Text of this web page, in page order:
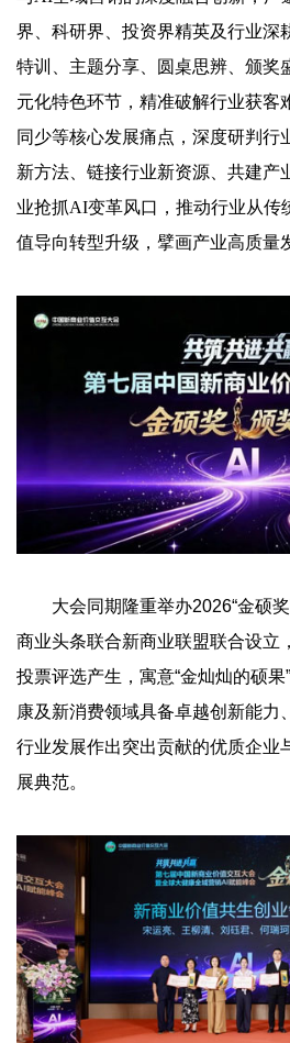
界、科研界、投资界精英及行业深
特训、主题分享、圆桌思辨、颁奖
元化特色环节，精准破解行业获客
同少等核心发展痛点，深度研判行
新方法、链接行业新资源、共建产
业抢抓AI变革风口，推动行业从传
值导向转型升级，擘画产业高质量
大会同期隆重举办2026“金硕
商业头条联合新商业联盟联合设立
投票评选产生，寓意“金灿灿的硕
康及新消费领域具备卓越创新能力
行业发展作出突出贡献的优质企业
展典范。